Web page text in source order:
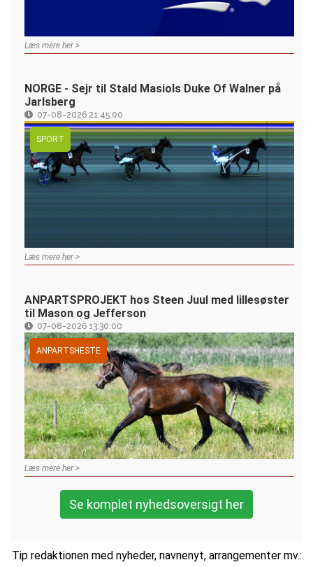
Læs mere her >
NORGE - Sejr til Stald Masiols Duke Of Walner på
Jarlsberg
07-08-2026 21:45:00
SPORT
Læs mere her >
ANPARTSPROJEKT hos Steen Juul med lillesøster
til Mason og Jefferson
07-08-2026 13:30:00
ANPARTSHESTE
Læs mere her >
Se komplet nyhedsoversigt her
Tip redaktionen med nyheder, navnenyt, arrangementer mv.: